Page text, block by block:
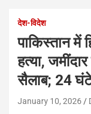
देश-विदेश
पाकिस्तान में
हत्या,
सैलाब; 24
January 10, 2026